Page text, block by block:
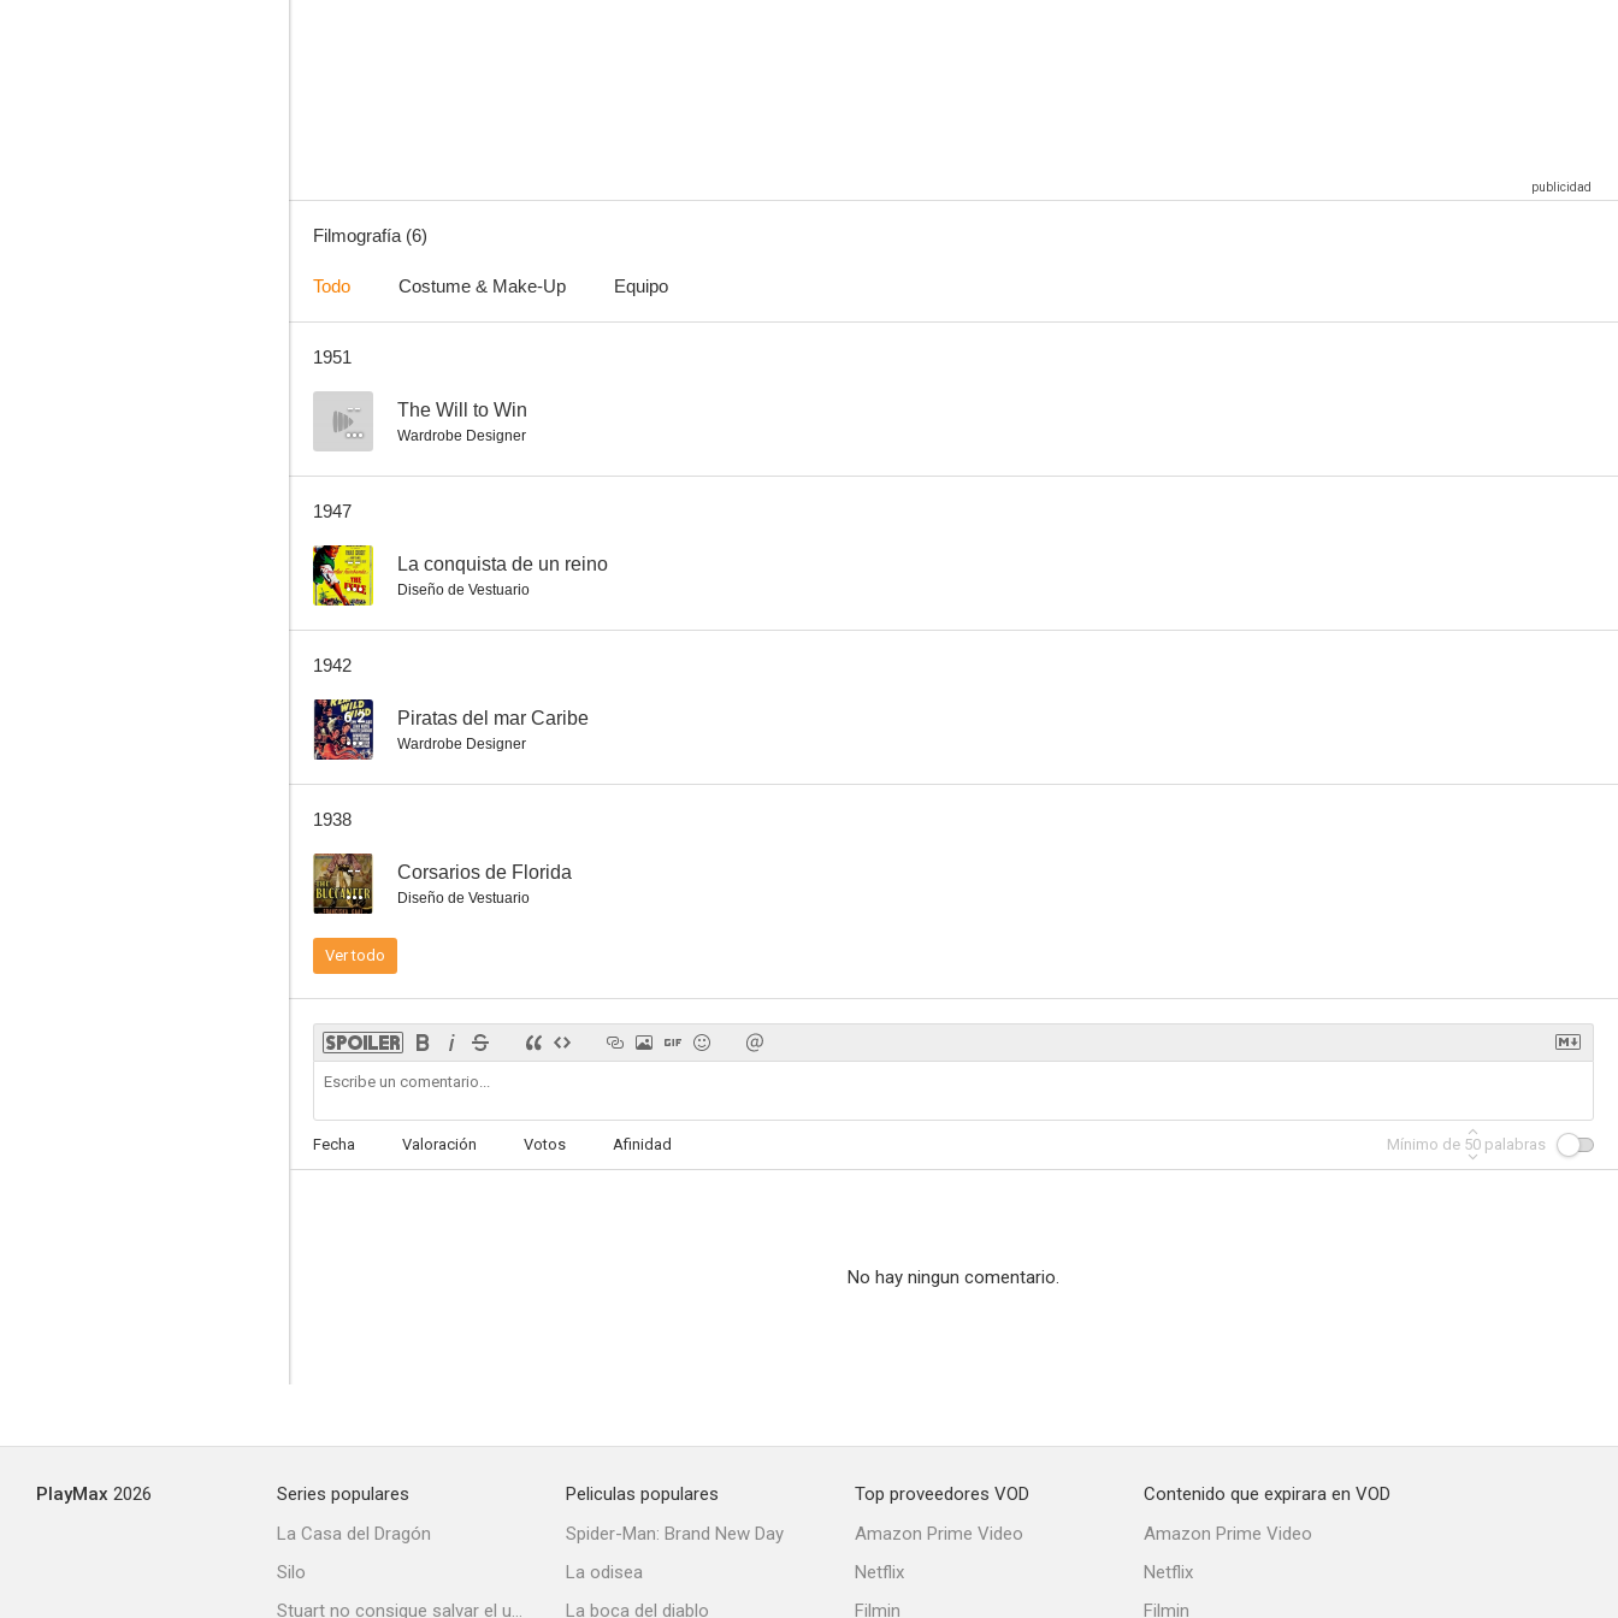
Filmografía (6)
Todo Costume & Make-Up Equipo
1951
-- The Will to Win
Wardrobe Designer
1947
-- La conquista de un reino
Diseño de Vestuario
1942
6.2 Piratas del mar Caribe
Wardrobe Designer
1938
-- Corsarios de Florida
Diseño de Vestuario
Ver todo
Fecha Valoración Votos Afinidad Mínimo de 50 palabras
No hay ningun comentario.
PlayMax 2026
Series populares
La Casa del Dragón
Silo
Stuart no consigue salvar el universo
Peliculas populares
Spider-Man: Brand New Day
La odisea
La boca del diablo
Top proveedores VOD
Amazon Prime Video
Netflix
Filmin
Contenido que expirara en VOD
Amazon Prime Video
Netflix
Filmin